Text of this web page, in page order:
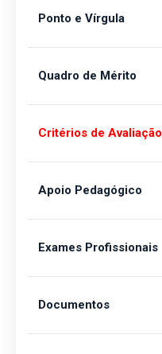
Ponto e Vírgula
Quadro de Mérito
Critérios de Avaliação
Apoio Pedagógico
Exames Profissionais
Documentos